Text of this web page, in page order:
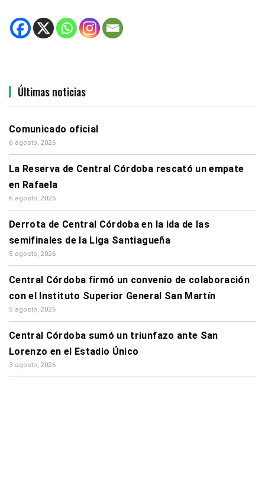
Últimas noticias
Comunicado oficial
6 agosto, 2026
La Reserva de Central Córdoba rescató un empate
en Rafaela
6 agosto, 2026
Derrota de Central Córdoba en la ida de las
semifinales de la Liga Santiagueña
5 agosto, 2026
Central Córdoba firmó un convenio de colaboración
con el Instituto Superior General San Martín
5 agosto, 2026
Central Córdoba sumó un triunfazo ante San
Lorenzo en el Estadio Único
3 agosto, 2026